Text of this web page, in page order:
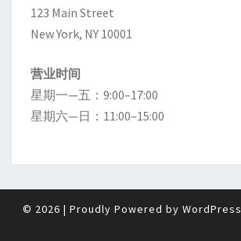
123 Main Street
New York, NY 10001
营业时间
星期一—五：9:00–17:00
星期六—日：11:00–15:00
© 2026 | Proudly Powered by WordPress